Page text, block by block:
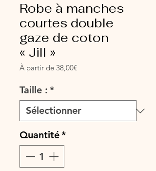
Robe à manches
courtes double
gaze de coton
« Jill »
À partir de 38,00€Prix
Taille : *
Quantité*